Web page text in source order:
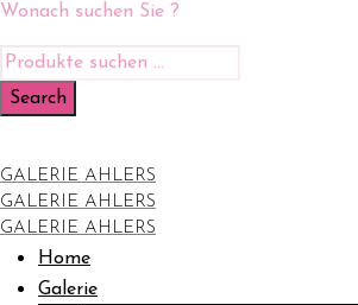
Wonach suchen Sie ?
GALERIE AHLERS
GALERIE AHLERS
GALERIE AHLERS
Home
Galerie